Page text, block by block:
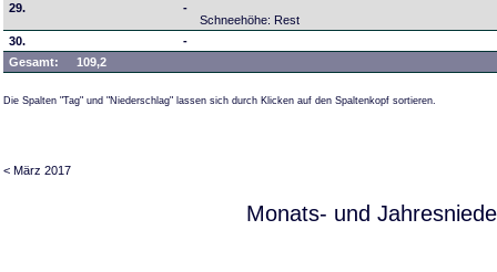
29.
-
Schneehöhe: Rest
30.
-
Gesamt:
109,2
Die Spalten "Tag" und "Niederschlag" lassen sich durch Klicken auf den Spaltenkopf sortieren.
< März 2017
Monats- und